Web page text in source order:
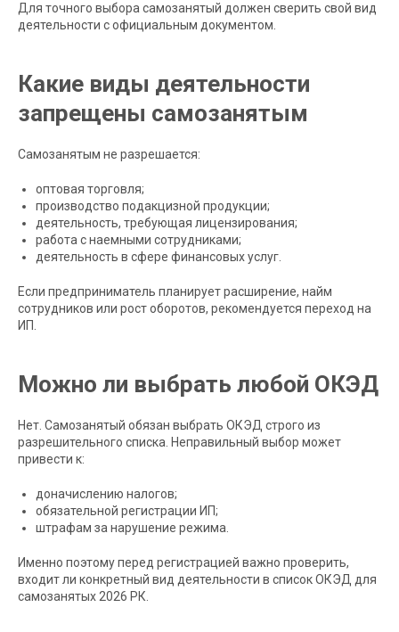
Для точного выбора самозанятый должен сверить свой вид
деятельности с официальным документом.
Какие виды деятельности
запрещены самозанятым
Самозанятым не разрешается:
оптовая торговля;
производство подакцизной продукции;
деятельность, требующая лицензирования;
работа с наемными сотрудниками;
деятельность в сфере финансовых услуг.
Если предприниматель планирует расширение, найм
сотрудников или рост оборотов, рекомендуется переход на
ИП.
Можно ли выбрать любой ОКЭД
Нет. Самозанятый обязан выбрать ОКЭД строго из
разрешительного списка. Неправильный выбор может
привести к:
доначислению налогов;
обязательной регистрации ИП;
штрафам за нарушение режима.
Именно поэтому перед регистрацией важно проверить,
входит ли конкретный вид деятельности в список ОКЭД для
самозанятых 2026 РК.